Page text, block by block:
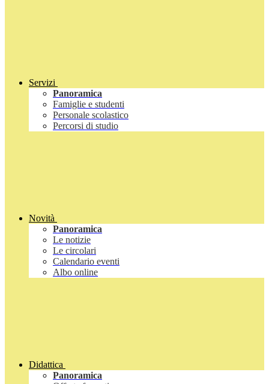
Servizi
Panoramica
Famiglie e studenti
Personale scolastico
Percorsi di studio
Novità
Panoramica
Le notizie
Le circolari
Calendario eventi
Albo online
Didattica
Panoramica